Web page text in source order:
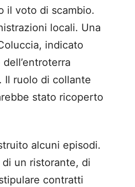
il voto di scambio.
locali. Una
indicato
Il ruolo di collante
stato ricoperto
alcuni episodi.
un ristorante, di
contratti